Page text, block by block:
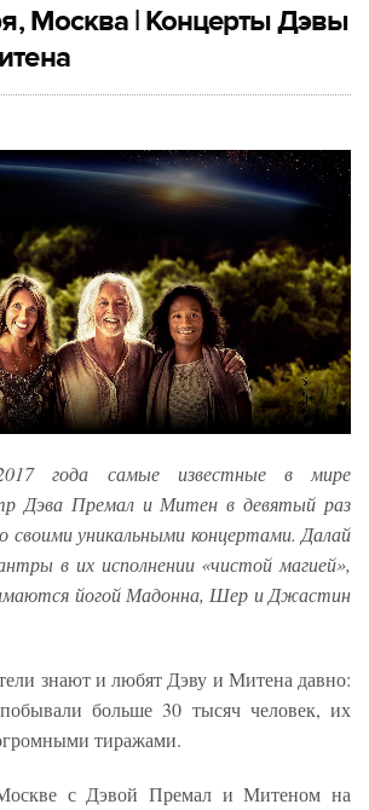
Москва | Концерты Дэвы
года самые известные в мире
Дэва Премал и Митен в девятый раз
своими уникальными концертами. Далай
в их исполнении «чистой магией»,
йогой Мадонна, Шер и Джастин
знают и любят Дэву и Митена давно:
больше 30 тысяч человек, их
тиражами.
с Дэвой Премал и Митеном на